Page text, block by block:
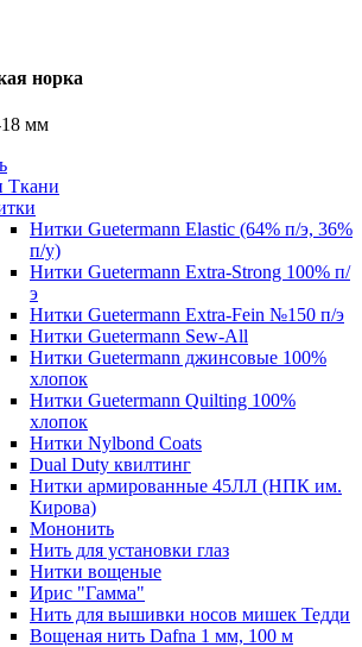
норка
18 мм
Ткани
Нитки Guetermann Elastic (64% п/э, 36%
п/у)
Нитки Guetermann Extra-Strong 100% п/
э
Нитки Guetermann Extra-Fein №150 п/э
Нитки Guetermann Sew-All
Нитки Guetermann джинсовые 100%
хлопок
Нитки Guetermann Quilting 100%
хлопок
Нитки Nylbond Coats
Dual Duty квилтинг
Нитки армированные 45ЛЛ (НПК им.
Кирова)
Мононить
Нить для установки глаз
Нитки вощеные
Ирис "Гамма"
Нить для вышивки носов мишек Тедди
Вощеная нить Dafna 1 мм, 100 м